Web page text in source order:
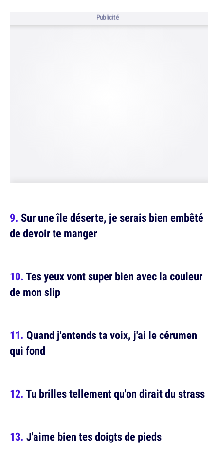
Publicité
Sur une île déserte, je serais bien embêté
de devoir te manger
Tes yeux vont super bien avec la couleur
de mon slip
Quand j'entends ta voix, j'ai le cérumen
qui fond
Tu brilles tellement qu'on dirait du strass
J'aime bien tes doigts de pieds